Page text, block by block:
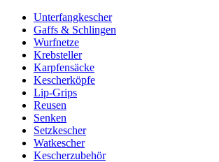
Unterfangkescher
Gaffs & Schlingen
Wurfnetze
Krebsteller
Karpfensäcke
Kescherköpfe
Lip-Grips
Reusen
Senken
Setzkescher
Watkescher
Kescherzubehör